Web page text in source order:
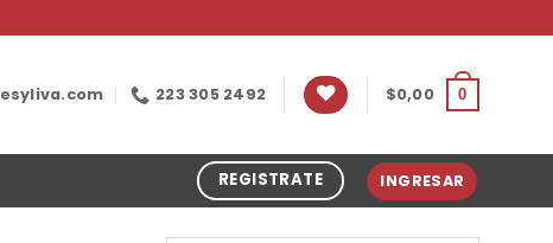
223 305 2492 $0,00 0
REGISTRATE INGRESAR